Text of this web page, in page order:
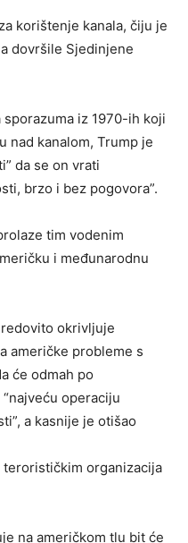
korištenje kanala, čiju je
dovršile Sjedinjene
iz 1970-ih koji
nad kanalom, Trump je
da se on vrati
brzo i bez pogovora”.
tim vodenim
i međunarodnu
okrivljuje
američke probleme s
će odmah po
operaciju
a kasnije je otišao
organizacija
na američkom tlu bit će